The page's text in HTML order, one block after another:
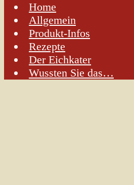
Home
Allgemein
Produkt-Infos
Rezepte
Der Eichkater
Wussten Sie das…